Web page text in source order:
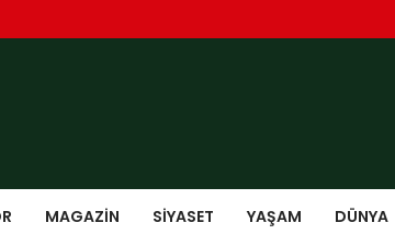
MAGAZIN SIYASET YAŞAM DÜNYA